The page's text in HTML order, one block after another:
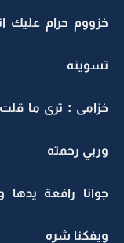
خزووم حرام عليك
تسوينه
خزامى : ترى ما
وربي رحمته
جوانا رافعة
ويفكنا شره